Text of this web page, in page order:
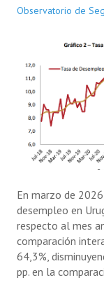
Observatorio de
En marzo de
desempleo en
respecto al mes
comparación
64,3%,
pp. en la